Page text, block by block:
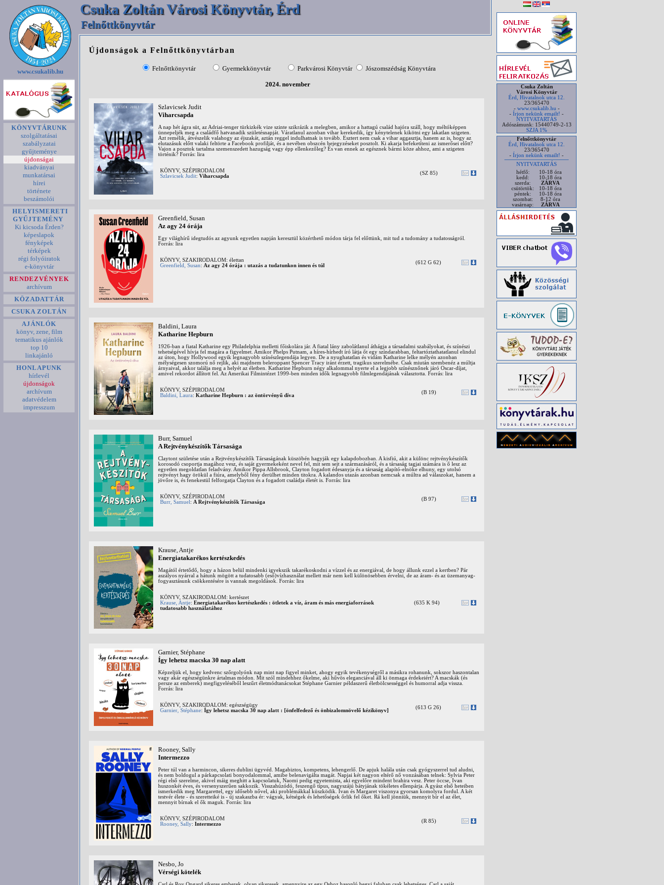
Csuka Zoltán Városi Könyvtár, Érd
Felnőttkönyvtár
www.csukalib.hu
KÖNYVTÁRUNK
szolgáltatásai
szabályzatai
gyűjteménye
újdonságai
kiadványai
munkatársai
hírei
története
beszámolói
HELYISMERETI
GYŰJTEMÉNY
Ki kicsoda Érden?
képeslapok
fényképek
térképek
régi folyóiratok
e-könyvtár
RENDEZVÉNYEK
archívum
KÖZADATTÁR
CSUKA ZOLTÁN
AJÁNLÓK
könyv, zene, film
tematikus ajánlók
top 10
linkajánló
HONLAPUNK
hírlevél
újdonságok
archívum
adatvédelem
impresszum
Újdonságok a Felnőttkönyvtárban
Felnőttkönyvtár Gyermekkönyvtár Parkvárosi Könyvtár Jószomszédság Könyvtára
2024. november
Szlavicsek Judit
Viharcsapda
A nap hét ágra süt, az Adriai-tenger türkizkék vize szinte szikrázik a melegben, amikor a hattagú család hajóra száll, hogy méltóképpen
ünnepeljék meg a családfő hatvanadik születésnapját. Váratlanul azonban vihar kerekedik, így kénytelenek kikötni egy lakatlan szigeten.
Azt remélik, átvészelik valahogy az éjszakát, aztán reggel indulhatnak is tovább. Esztert nem csak a vihar aggasztja, hanem az is, hogy az
elutazásuk előtt valaki feltörte a Facebook profilját, és a nevében obszcén bejegyzéseket posztolt. Ki akarja befeketíteni az ismerősei előtt?
Vajon a posztok tartalma szemenszedett hazugság vagy épp ellenkezőleg? És van ennek az egésznek bármi köze ahhoz, ami a szigeten
történik? Forrás: lira
KÖNYV, SZÉPIRODALOM
Szlavicsek Judit: Viharcsapda
(SZ 85)
Greenfield, Susan
Az agy 24 órája
Egy világhírű idegtudós az agyunk egyetlen napján keresztül közérthető módon tárja fel előttünk, mit tud a tudomány a tudatosságról.
Forrás: lira
KÖNYV, SZAKIRODALOM: élettan
Greenfield, Susan: Az agy 24 órája : utazás a tudatunkon innen és túl
(612 G 62)
Baldini, Laura
Katharine Hepburn
1926-ban a fiatal Katharine egy Philadelphia melletti főiskolára jár. A fiatal lány zabolátlanul áthágja a társadalmi szabályokat, és színészi
tehetségével hívja fel magára a figyelmet. Amikor Phelps Putnam, a híres-hírhedt író látja őt egy színdarabban, feltartóztathatatlanul elindul
az úton, hogy Hollywood egyik legnagyobb színészlegendája legyen. De a nyughatatlan és vidám Katharine lelke mélyén azonban
mélységesen szomorú nő rejlik, aki majdnem beleroppant Spencer Tracy iránt érzett, tragikus szerelmébe. Csak miután szembenéz a múltja
árnyaival, akkor találja meg a helyét az életben. Katharine Hepburn négy alkalommal nyerte el a legjobb színésznőnek járó Oscar-díjat,
amivel rekordot állított fel. Az Amerikai Filmintézet 1999-ben minden idők legnagyobb filmlegendájának választotta. Forrás: lira
KÖNYV, SZÉPIRODALOM
Baldini, Laura: Katharine Hepburn : az öntörvényű díva
(B 19)
Burr, Samuel
A Rejtvénykészítők Társasága
Claytont születése után a Rejtvénykészítők Társaságának küszöbén hagyják egy kalapdobozban. A kisfiú, akit a különc rejtvénykészítők
korosodó csoportja magához vesz, és saját gyermekeként nevel fel, mit sem sejt a származásáról, és a társaság tagjai számára is ő lesz az
egyetlen megoldatlan feladvány. Amikor Pippa Allsbrook, Clayton fogadott édesanyja és a társaság alapító-elnöke elhuny, egy utolsó
rejtvényt hagy örökül a fiúra, amelyből fény derülhet minden titokra. A kalandos utazás azonban nemcsak a múltra ad válaszokat, hanem a
jövőre is, és fenekestül felforgatja Clayton és a fogadott családja életét is. Forrás: lira
KÖNYV, SZÉPIRODALOM
Burr, Samuel: A Rejtvénykészítők Társasága
(B 97)
Krause, Antje
Energiatakarékos kertészkedés
Magától értetődő, hogy a házon belül mindenki igyekszik takarékoskodni a vízzel és az energiával, de hogy állunk ezzel a kertben? Pár
aszályos nyárral a hátunk mögött a tudatosabb (eső)vízhasználat mellett már nem kell különösebben érvelni, de az áram- és az üzemanyag-
fogyasztásunk csökkentésére is vannak megoldások. Forrás: lira
KÖNYV, SZAKIRODALOM: kertészet
Krause, Antje: Energiatakarékos kertészkedés : ötletek a víz, áram és más energiaforrások
tudatosabb használatához
(635 K 94)
Garnier, Stéphane
Így lehetsz macska 30 nap alatt
Képzeljük el, hogy kedvenc szőrgolyónk nap mint nap figyel minket, ahogy egyik tevékenységről a másikra rohanunk, sokszor haszontalan
vagy akár egészségünkre ártalmas módon. Mit szól mindehhez őkelme, aki hűvös eleganciával áll ki önmaga érdekeiért? A macskák (és
persze az emberek) megfigyeléséből leszűrt életmódtanácsokat Stéphane Garnier példaszerű életbölcsességgel és humorral adja vissza.
Forrás: lira
KÖNYV, SZAKIRODALOM: egészségügy
Garnier, Stéphane: Így lehetsz macska 30 nap alatt : [önfelfedező és önbizalomnövelő kézikönyv]
(613 G 26)
Rooney, Sally
Intermezzo
Peter túl van a harmincon, sikeres dublini ügyvéd. Magabiztos, kompetens, lehengerlő. De apjuk halála után csak gyógyszerrel tud aludni,
és nem boldogul a párkapcsolati bonyodalommal, amibe belenavigálta magát. Napjai két nagyon eltérő nő vonzásában telnek: Sylvia Peter
régi első szerelme, akivel máig meghitt a kapcsolatuk, Naomi pedig egyetemista, aki egyelőre mindent brahira vesz. Peter öccse, Ivan
huszonkét éves, és versenyszerűen sakkozik. Visszahúzódó, feszengő típus, nagyszájú bátyjának tökéletes ellenpárja. A gyász első heteiben
ismerkedik meg Margarettel, egy idősebb nővel, aki problémákkal küszködik. Ivan és Margaret viszonya gyorsan komolyra fordul. A két
testvér élete - és szeretteiké is - új szakaszba ér: vágyak, kétségek és lehetőségek őrlik fel őket. Rá kell jönniük, mennyit bír el az élet,
mennyit bírnak el ők maguk. Forrás: lira
KÖNYV, SZÉPIRODALOM
Rooney, Sally: Intermezzo
(R 85)
Nesbo, Jo
Vérségi kötelék
Csuka Zoltán
Városi Könyvtár
Érd, Hivatalnok utca 12.
23/365470
- www.csukalib.hu -
- Írjon nekünk emailt! -
NYITVATARTÁS
Adószámunk: 15440749-2-13
SZJA 1%
Felnőttkönyvtár
Érd, Hivatalnok utca 12.
23/365470
- Írjon nekünk emailt! -
NYITVATARTÁS
hétfő:
10-18 óra
kedd:
10-18 óra
szerda:
ZÁRVA
csütörtök:
10-18 óra
péntek:
10-18 óra
szombat:
8-12 óra
vasárnap:
ZÁRVA